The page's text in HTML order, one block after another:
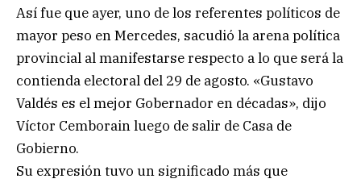
Así fue que ayer, uno de los referentes políticos de
mayor peso en Mercedes, sacudió la arena política
provincial al manifestarse respecto a lo que será la
contienda electoral del 29 de agosto. «Gustavo
Valdés es el mejor Gobernador en décadas», dijo
Víctor Cemborain luego de salir de Casa de
Gobierno.
Su expresión tuvo un significado más que